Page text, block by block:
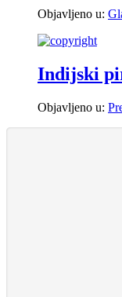
Objavljeno u:
Indijski
Objavljeno u: